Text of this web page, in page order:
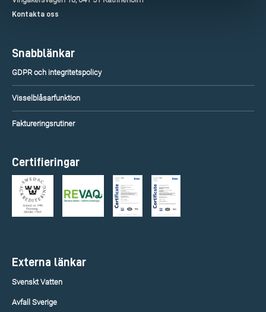
Kontakta oss
Snabblänkar
GDPR och integritetspolicy
Visselblåsarfunktion
Faktureringsrutiner
Certifieringar
Externa länkar
Svenskt Vatten
Avfall Sverige